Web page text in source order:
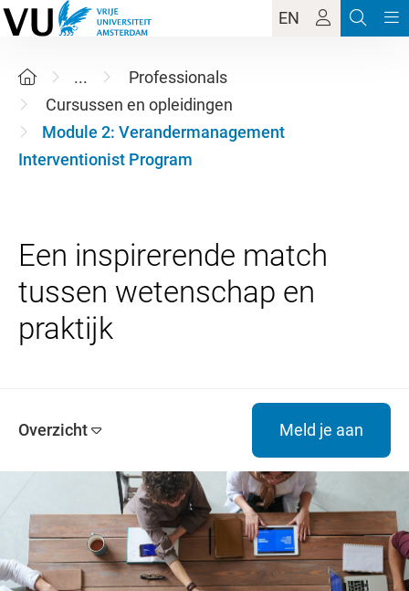
EN
...
Professionals
Cursussen en opleidingen
Module 2: Verandermanagement
Interventionist Program
Een inspirerende match
tussen wetenschap en
Overzicht Meld je aan